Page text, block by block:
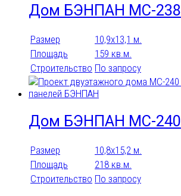
Дом БЭНПАН МС-238
Размер
10,9х13,1 м.
Площадь
159 кв.м.
Строительство По запросу
Дом БЭНПАН МС-240
Размер
10,8х15,2 м.
Площадь
218 кв.м.
Строительство По запросу